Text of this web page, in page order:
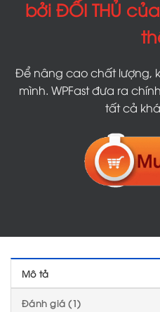
bởi ĐỐI THỦ
Để nâng cao chất lượng,
mình. WPFast đưa ra
tất cả
Mô tả
Đánh giá (1)